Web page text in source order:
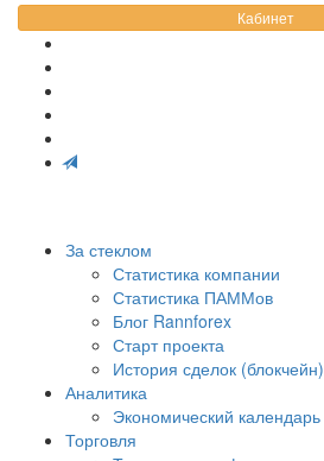
Кабинет
За стеклом
Статистика компании
Статистика ПАММов
Блог Rannforex
Старт проекта
История сделок (блокчейн)
Аналитика
Экономический календарь
Торговля